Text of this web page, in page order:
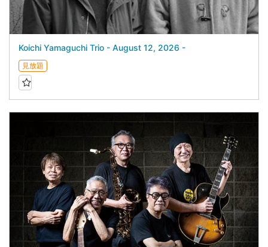
Koichi Yamaguchi Trio - August 12, 2026 -
見放題